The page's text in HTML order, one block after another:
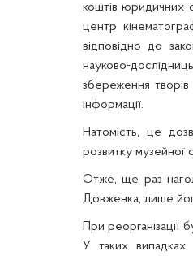
коштів юридичних
центр
відповідно до
науково-
збереження творів
інформації.
Натомість, це
розвитку музейної
Отже, ще раз
Довженка, лише
При
У таких випадках